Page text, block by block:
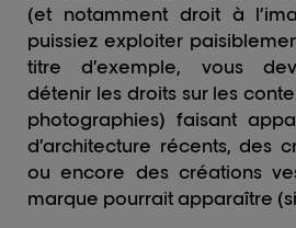
(et notamment droit à
puissiez exploiter
titre d’exemple, vous
détenir les droits sur les
photographies) faisant
d’architecture récents, des
ou encore des créations
marque pourrait apparaître